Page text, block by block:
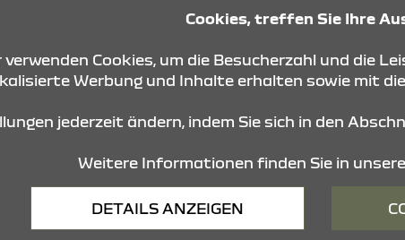
GmbH
Bischofswerdaer Str. 72
Cookies Barrierefreiheit
Cookies, treffen Sie Ihre
Cookies, um die Besucherzahl und die
Werbung und Inhalte erhalten sowie mit
jederzeit ändern, indem Sie sich in den
Weitere Informationen finden Sie in
DETAILS ANZEIGEN